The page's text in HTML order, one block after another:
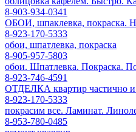
8-903-934-0341
ОБОИ, шпаклевка, покраска.
8-923-170-5333
обои, шпатлевка, покраска
8-905-957-5803
обои. Шпатлевка. Покраска.
8-923-746-4591
ОТДЕЛКА квартир частично и
8-923-170-5333
покрасим все. Ламинат.
8-953-780-0485